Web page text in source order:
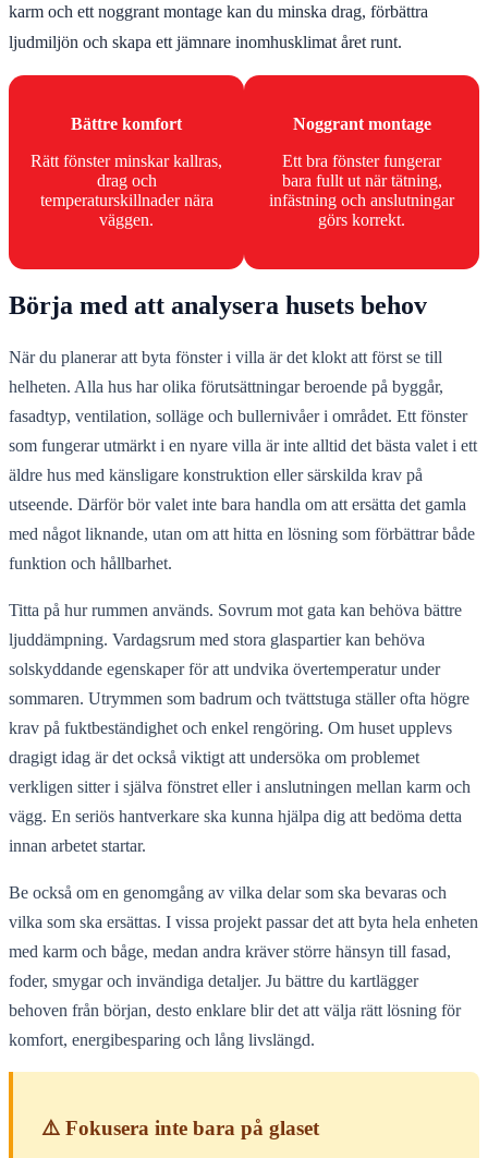
karm och ett noggrant montage kan du minska drag, förbättra
ljudmiljön och skapa ett jämnare inomhusklimat året runt.
Bättre komfort
Rätt fönster minskar kallras,
drag och
temperaturskillnader nära
väggen.
Noggrant montage
Ett bra fönster fungerar
bara fullt ut när tätning,
infästning och anslutningar
görs korrekt.
Börja med att analysera husets behov
När du planerar att byta fönster i villa är det klokt att först se till
helheten. Alla hus har olika förutsättningar beroende på byggår,
fasadtyp, ventilation, solläge och bullernivåer i området. Ett fönster
som fungerar utmärkt i en nyare villa är inte alltid det bästa valet i ett
äldre hus med känsligare konstruktion eller särskilda krav på
utseende. Därför bör valet inte bara handla om att ersätta det gamla
med något liknande, utan om att hitta en lösning som förbättrar både
funktion och hållbarhet.
Titta på hur rummen används. Sovrum mot gata kan behöva bättre
ljuddämpning. Vardagsrum med stora glaspartier kan behöva
solskyddande egenskaper för att undvika övertemperatur under
sommaren. Utrymmen som badrum och tvättstuga ställer ofta högre
krav på fuktbeständighet och enkel rengöring. Om huset upplevs
dragigt idag är det också viktigt att undersöka om problemet
verkligen sitter i själva fönstret eller i anslutningen mellan karm och
vägg. En seriös hantverkare ska kunna hjälpa dig att bedöma detta
innan arbetet startar.
Be också om en genomgång av vilka delar som ska bevaras och
vilka som ska ersättas. I vissa projekt passar det att byta hela enheten
med karm och båge, medan andra kräver större hänsyn till fasad,
foder, smygar och invändiga detaljer. Ju bättre du kartlägger
behoven från början, desto enklare blir det att välja rätt lösning för
komfort, energibesparing och lång livslängd.
⚠️ Fokusera inte bara på glaset